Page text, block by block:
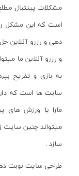
مشکلات پینتبال
است که این مشکل
دهی و رزرو آنلاین
و رزرو آنلاین ما
به بازی و تفریح
سایت ها است که
مارا یا ورزش های
میتواند چنین سایت
سازد .
طراحی سایت نوبت